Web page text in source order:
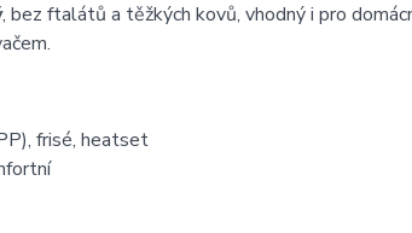
, bez ftalátů a těžkých kovů, vhodný i pro
frisé, heatset